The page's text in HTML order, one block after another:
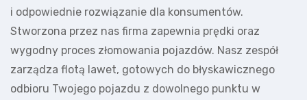
i odpowiednie rozwiązanie dla konsumentów.
Stworzona przez nas firma zapewnia prędki oraz
wygodny proces złomowania pojazdów. Nasz zespół
zarządza flotą lawet, gotowych do błyskawicznego
odbioru Twojego pojazdu z dowolnego punktu w